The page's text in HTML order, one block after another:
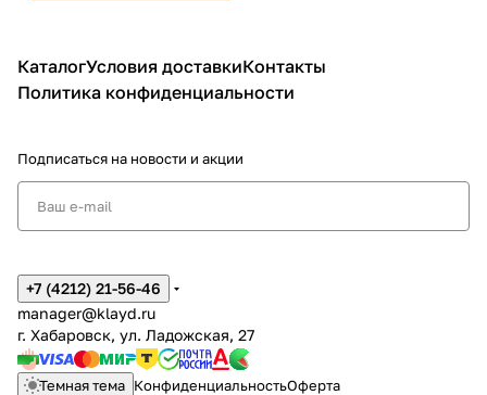
КаталогУсловия доставкиКонтакты
Политика конфиденциальности
Подписаться на новости и акции
+7 (4212) 21-56-46
manager@klayd.ru
г. Хабаровск, ул. Ладожская, 27
Темная тема КонфиденциальностьОферта